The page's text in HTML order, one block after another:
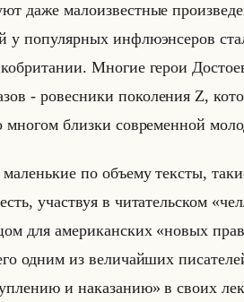
даже ма­ло­из­вест­ные
у по­пу­ляр­ных ин­флю­эн­се­ров
Мно­гие герои
- ро­вес­ни­ки по­ко­ле­ния Z,
мно­гом близ­ки со­вре­мен­ной
по объе­му тек­сты,
участ­вуя в чи­та­тельском
для аме­ри­кан­ских «новых
одним из ве­ли­чайших
и наказанию» в своих